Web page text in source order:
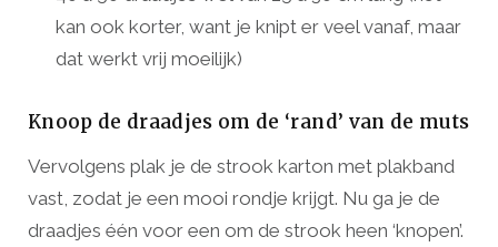
kan ook korter, want je knipt er veel vanaf, maar
dat werkt vrij moeilijk)
Knoop de draadjes om de ‘rand’ van de muts
Vervolgens plak je de strook karton met plakband
vast, zodat je een mooi rondje krijgt. Nu ga je de
draadjes één voor een om de strook heen ‘knopen’.